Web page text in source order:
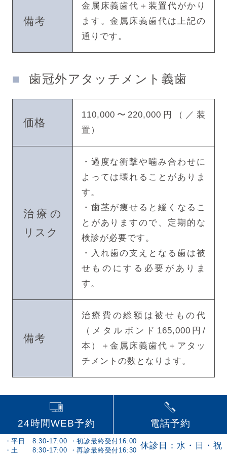
備考
金属床義歯代＋装置代がかり
ます。金属床義歯代は上記の
通りです。
歯冠外アタッチメント義歯
価格
110,000〜220,000円（／装
置）
治療の
リスク
・過度な衝撃や噛み合わせに
よっては壊れることがありま
す。
・歯茎が痩せると緩くなるこ
とがありますので、定期的な
検診が必要です。
・入れ歯の支えとなる歯は被
せものにする必要がありま
す。
備考
治療費の総額は被せもの代
（メタルボンド165,000円/
本）＋金属床義歯代＋アタッ
チメントの数となります。
磁性アタッチメント義歯
価格 121,000円（／装置）
24時間WEB予約 電話予約
・平日 8:30-17:00 ・初診最終受付16:00
・土 8:30-17:00 ・再診最終受付16:30 休診日：水・日・祝